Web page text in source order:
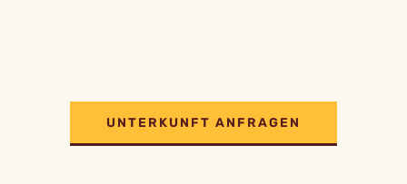
UNTERKUNFT ANFRAGEN